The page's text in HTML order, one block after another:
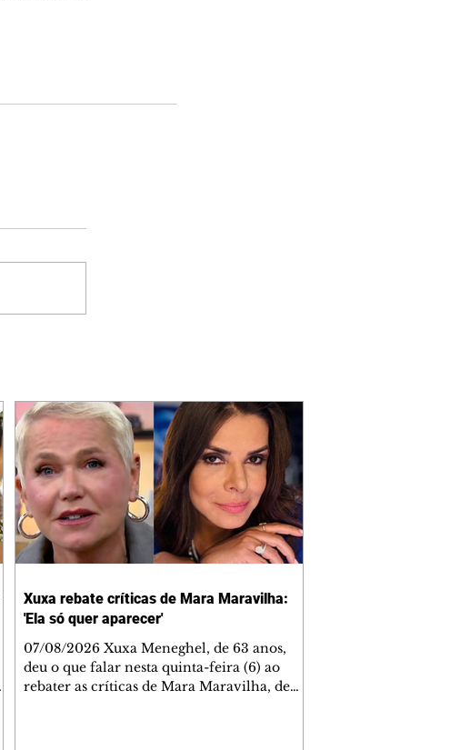
Xuxa rebate críticas de Mara Maravilha:
'Ela só quer aparecer'
07/08/2026 Xuxa Meneghel, de 63 anos,
deu o que falar nesta quinta-feira (6) ao
rebater as críticas de Mara Maravilha, de